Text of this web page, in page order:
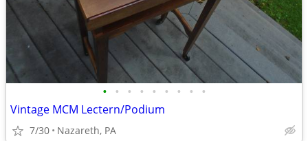
• • • • • • • • •
Vintage MCM Lectern/Podium
7/30 Nazareth, PA